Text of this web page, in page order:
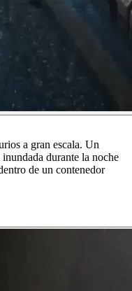
a gran escala. Un
durante la noche
de un contenedor